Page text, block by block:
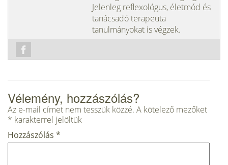
Jelenleg reflexológus, életmód és
tanácsadó terapeuta
tanulmányokat is végzek.
Vélemény, hozzászólás?
Az e-mail címet nem tesszük közzé. A kötelező mezőket
* karakterrel jelöltük
Hozzászólás *